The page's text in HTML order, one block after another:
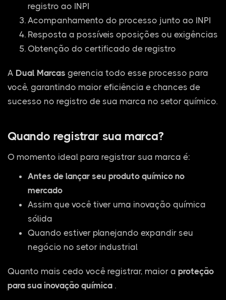
registro ao INPI
Acompanhamento do processo junto ao INPI
Resposta a possíveis oposições ou exigências
Obtenção do certificado de registro
A Dual Marcas gerencia todo esse processo para
você, garantindo maior eficiência e chances de
sucesso no registro de sua marca no setor químico.
Quando registrar sua marca?
O momento ideal para registrar sua marca é:
Antes de lançar seu produto químico no
mercado
Assim que você tiver uma inovação química
sólida
Quando estiver planejando expandir seu
negócio no setor industrial
Quanto mais cedo você registrar, maior a proteção
para sua inovação química .